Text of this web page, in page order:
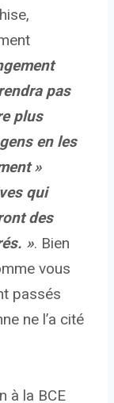
pas
plus
en les
»
qui
des
». Bien
vous
passés
ne l’a cité
à la BCE